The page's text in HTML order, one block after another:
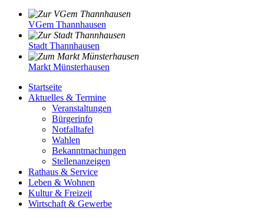
VGem Thannhausen
Stadt Thannhausen
Markt Münsterhausen
Startseite
Aktuelles & Termine
Veranstaltungen
Bürgerinfo
Notfalltafel
Wahlen
Bekanntmachungen
Stellenanzeigen
Rathaus & Service
Leben & Wohnen
Kultur & Freizeit
Wirtschaft & Gewerbe